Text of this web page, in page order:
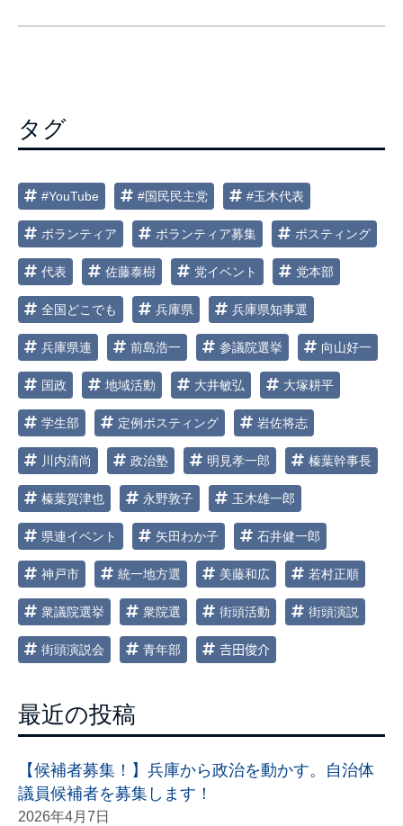
ビ
シ
ョ
タグ
#YouTube #国民民主党 #玉木代表
ボランティア ボランティア募集 ポスティング
代表 佐藤泰樹 党イベント 党本部
全国どこでも 兵庫県 兵庫県知事選
兵庫県連 前島浩一 参議院選挙 向山好一
国政 地域活動 大井敏弘 大塚耕平
学生部 定例ポスティング 岩佐将志
川内清尚 政治塾 明見孝一郎 榛葉幹事長
榛葉賀津也 永野敦子 玉木雄一郎
県連イベント 矢田わか子 石井健一郎
神戸市 統一地方選 美藤和広 若村正順
衆議院選挙 衆院選 街頭活動 街頭演説
街頭演説会 青年部 𠮷田俊介
最近の投稿
【候補者募集！】兵庫から政治を動かす。自治体
議員候補者を募集します！
2026年4月7日